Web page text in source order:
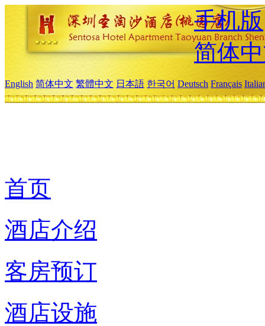
手机版
简体
English 简体中文 繁體中文 日本語 한국어 Deutsch Français
首页
酒店介绍
客房预订
酒店设施